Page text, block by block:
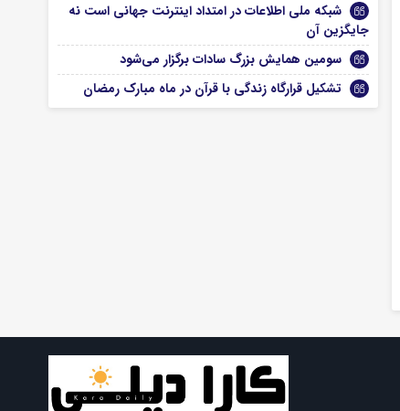
شبکه ملی اطلاعات در امتداد اینترنت جهانی است نه
جایگزین آن
سومین همایش بزرگ سادات برگزار می‌شود
تشکیل قرارگاه زندگی با قرآن در ماه مبارک رمضان